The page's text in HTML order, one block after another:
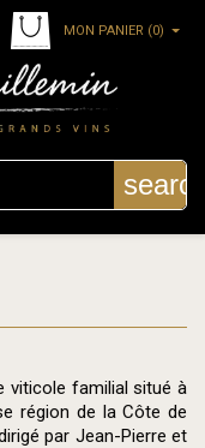
MON PANIER (0)
viticole familial situé à
région de la Côte de
par Jean-Pierre et